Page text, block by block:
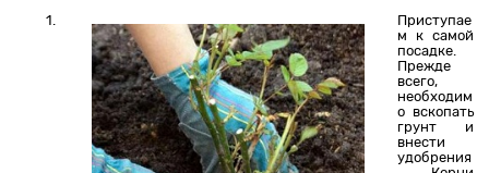
Приступае
м к самой
посадке.
Прежде
всего,
необходим
о вскопать
грунт и
внести
удобрения